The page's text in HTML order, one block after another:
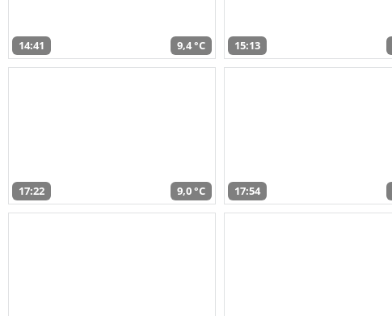
14:41 9,4 °C 15:13
17:22 9,0 °C 17:54